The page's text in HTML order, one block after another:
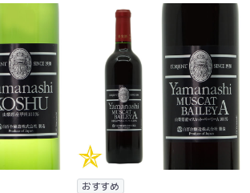
おすすめ